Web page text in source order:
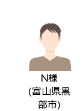
N様
(富山県黒
部市)